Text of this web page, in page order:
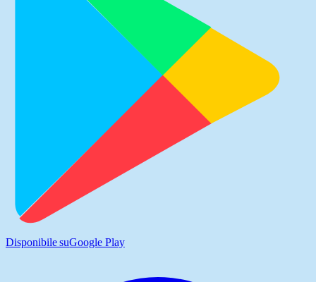
Disponibile suGoogle Play